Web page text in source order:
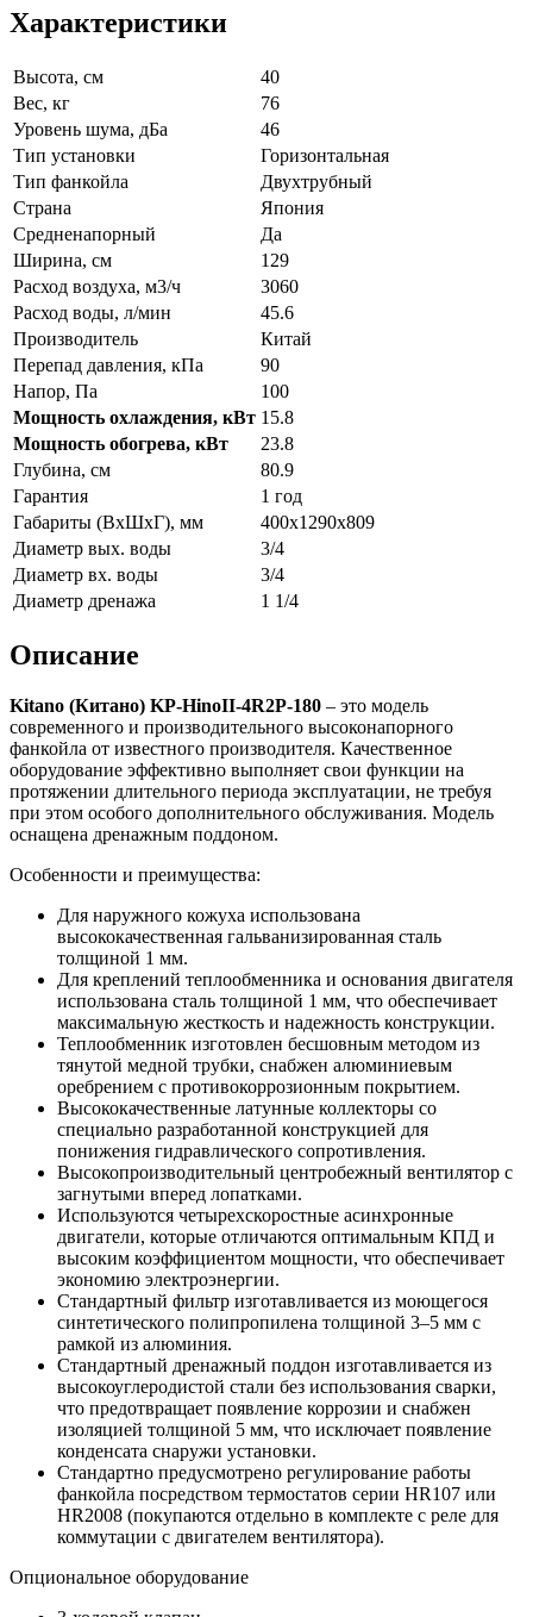
Характеристики
Высота, см
40
Вес, кг
76
Уровень шума, дБа
46
Тип установки
Горизонтальная
Тип фанкойла
Двухтрубный
Страна
Япония
Средненапорный
Да
Ширина, см
129
Расход воздуха, м3/ч
3060
Расход воды, л/мин
45.6
Производитель
Китай
Перепад давления, кПа
90
Напор, Па
100
Мощность охлаждения, кВт 15.8
Мощность обогрева, кВт
23.8
Глубина, см
80.9
Гарантия
1 год
Габариты (ВxШxГ), мм
400x1290x809
Диаметр вых. воды
3/4
Диаметр вх. воды
3/4
Диаметр дренажа
1 1/4
Описание
Kitano (Китано) KP-HinoII-4R2P-180 – это модель
современного и производительного высоконапорного
фанкойла от известного производителя. Качественное
оборудование эффективно выполняет свои функции на
протяжении длительного периода эксплуатации, не требуя
при этом особого дополнительного обслуживания. Модель
оснащена дренажным поддоном.
Особенности и преимущества:
Для наружного кожуха использована
высококачественная гальванизированная сталь
толщиной 1 мм.
Для креплений теплообменника и основания двигателя
использована сталь толщиной 1 мм, что обеспечивает
максимальную жесткость и надежность конструкции.
Теплообменник изготовлен бесшовным методом из
тянутой медной трубки, снабжен алюминиевым
оребрением с противокоррозионным покрытием.
Высококачественные латунные коллекторы со
специально разработанной конструкцией для
понижения гидравлического сопротивления.
Высокопроизводительный центробежный вентилятор с
загнутыми вперед лопатками.
Используются четырехскоростные асинхронные
двигатели, которые отличаются оптимальным КПД и
высоким коэффициентом мощности, что обеспечивает
экономию электроэнергии.
Стандартный фильтр изготавливается из моющегося
синтетического полипропилена толщиной 3–5 мм с
рамкой из алюминия.
Стандартный дренажный поддон изготавливается из
высокоуглеродистой стали без использования сварки,
что предотвращает появление коррозии и снабжен
изоляцией толщиной 5 мм, что исключает появление
конденсата снаружи установки.
Стандартно предусмотрено регулирование работы
фанкойла посредством термостатов серии HR107 или
HR2008 (покупаются отдельно в комплекте с реле для
коммутации с двигателем вентилятора).
Опциональное оборудование